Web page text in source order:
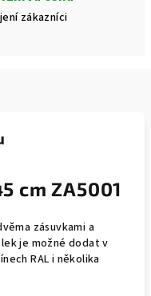
zákazníci
cm ZA5001
zásuvkami a
je možné dodat v
RAL i několika